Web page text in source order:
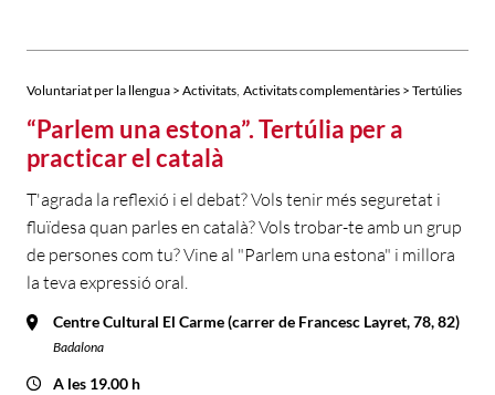
Voluntariat per la llengua > Activitats Activitats complementàries > Tertúlies
“Parlem una estona”. Tertúlia per a
practicar el català
T'agrada la reflexió i el debat? Vols tenir més seguretat i
fluïdesa quan parles en català? Vols trobar-te amb un grup
de persones com tu? Vine al "Parlem una estona" i millora
la teva expressió oral.
Centre Cultural El Carme (carrer de Francesc Layret, 78, 82)
Badalona
A les 19.00 h